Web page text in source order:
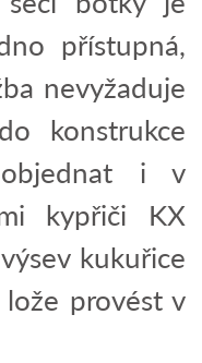
přístupná,
nevyžaduje
konstrukce
i v
kypřiči KX
kukuřice
provést v